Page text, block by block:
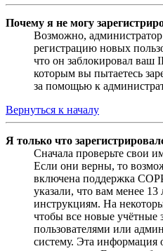
Почему я не могу
Возможно,
регистрацию новых
что он заблокировал ваш
которым вы пытаетесь
за помощью к
Вернуться к началу
Я только что
Сначала проверьте свои
Если они верны, то
включена поддержка
указали, что вам менее
инструкциям. На
чтобы все новые учётные
пользователями или
систему. Эта информация